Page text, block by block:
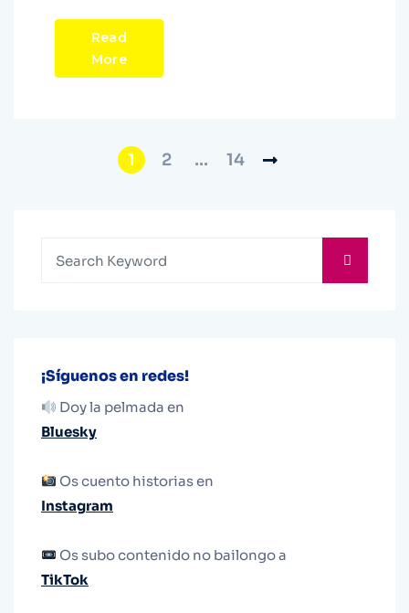
Read
More
1 2 … 14
¡Síguenos en redes!
Doy la pelmada en
Bluesky
Os cuento historias en
Instagram
Os subo contenido no bailongo a
TikTok